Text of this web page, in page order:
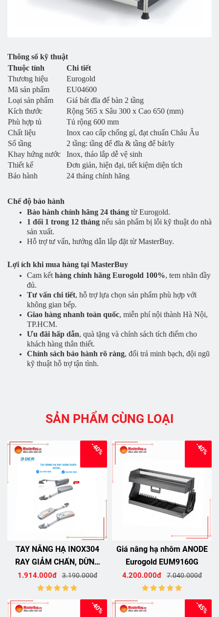
Thông số kỹ thuật
Thuộc tính
Chi tiết
Thương hiệu
Eurogold
Mã sản phẩm
EU04600
Loại sản phẩm
Giá bát đĩa để bàn 2 tầng
Kích thước
Rộng 565 x Sâu 300 x Cao 650 (mm)
Phù hợp tủ
Tủ rộng 600 mm
Chất liệu
Inox cao cấp chống gỉ, đạt chuẩn Châu Âu
Số tầng
2 tầng: tầng để đĩa & tầng để bát/ly
Khay hứng nước
Inox, tháo lắp dễ vệ sinh
Thiết kế
Đơn giản, hiện đại, tiết kiệm diện tích
Bảo hành
24 tháng chính hãng
Chế độ bảo hành
Bảo hành chính hãng 24 tháng từ Eurogold.
1 đổi 1 trong 12 tháng nếu sản phẩm bị lỗi kỹ thuật do nhà
sản xuất.
Hỗ trợ tư vấn, hướng dẫn lắp đặt từ MasterBuy.
Lợi ích khi mua hàng tại MasterBuy
Cam kết hàng chính hãng Eurogold 100%, tem nhãn đầy
đủ.
Tư vấn chi tiết, hỗ trợ lựa chọn sản phẩm phù hợp với
không gian bếp.
Giao hàng nhanh toàn quốc, miễn phí nội thành Hà Nội,
TP.HCM.
Ưu đãi hấp dẫn, quà tặng và chính sách tích điểm cho
khách hàng thân thiết.
Chính sách bảo hành rõ ràng, đổi trả minh bạch, đội ngũ
kỹ thuật hỗ trợ tận tình.
SẢN PHẨM CÙNG LOẠI
TAY NÂNG HẠ INOX304
RAY GIẢM CHẤN, DỪNG
ĐÁ ĐIỂM CAO CẤP B-GEM
BG-F25
1.914.000đ 3.190.000đ
-40%
Giá nâng hạ nhôm ANODE
Eurogold EUM9160G
4.200.000đ 7.040.000đ
-40%
-40% -45%